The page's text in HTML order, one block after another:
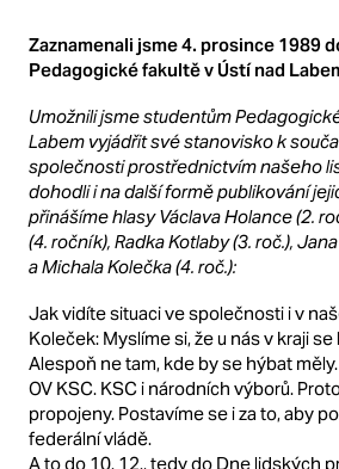
Zaznamenali jsme 4. prosince 1989
Pedagogické fakultě v Ústí nad
Umožnili jsme studentům
Labem vyjádřit své stanovisko k
společnosti prostřednictvím našeho
dohodli i na další formě publikování
přinášíme hlasy Václava Holance (2.
(4. ročník), Radka Kotlaby (3. roč.),
a Michala Kolečka (4. roč.):
Jak vidíte situaci ve společnosti i v
Koleček: Myslíme si, že u nás v kraji
Alespoň ne tam, kde by se hýbat
OV KSC. KSC i národních výborů.
propojeny. Postavíme se i za to, aby
federální vládě.
A to do 10. 12., tedy do Dne lidských